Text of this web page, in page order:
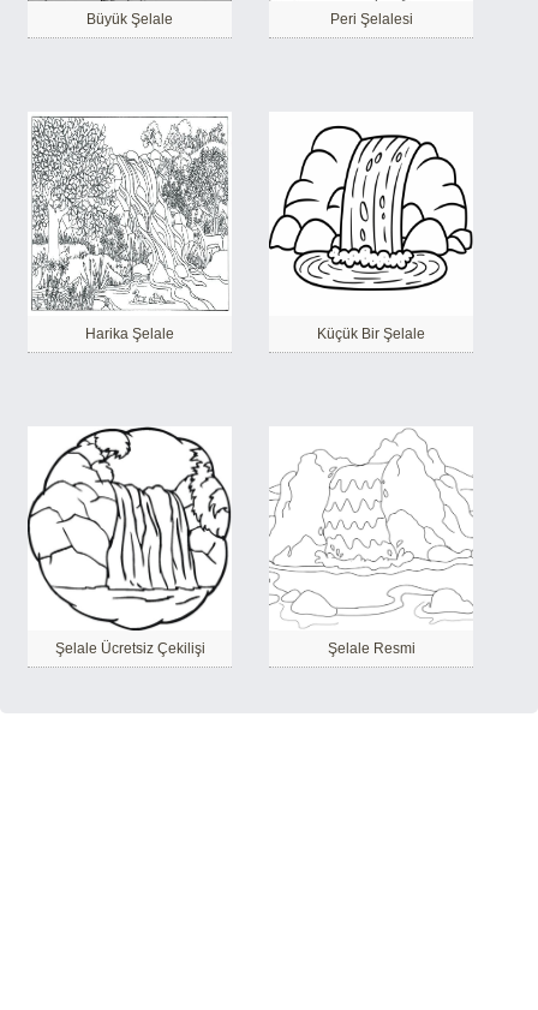
Büyük Şelale Peri Şelalesi
Harika Şelale Küçük Bir Şelale
Şelale Ücretsiz Çekilişi Şelale Resmi